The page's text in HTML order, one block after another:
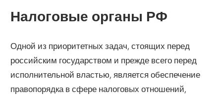
Налоговые органы РФ
Одной из приоритетных задач, стоящих перед
российским государством и прежде всего перед
исполнительной властью, является обеспечение
правопорядка в сфере налоговых отношений,